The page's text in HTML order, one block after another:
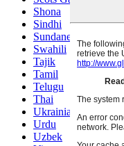
Shona
Sindhi
Sundanese
Swahili
Tajik
Tamil
Telugu
Thai
Ukrainian
Urdu
Uzbek